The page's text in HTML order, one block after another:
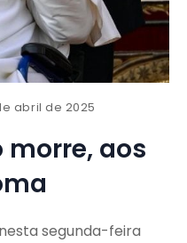
abril de 2025
morre, aos
segunda-feira